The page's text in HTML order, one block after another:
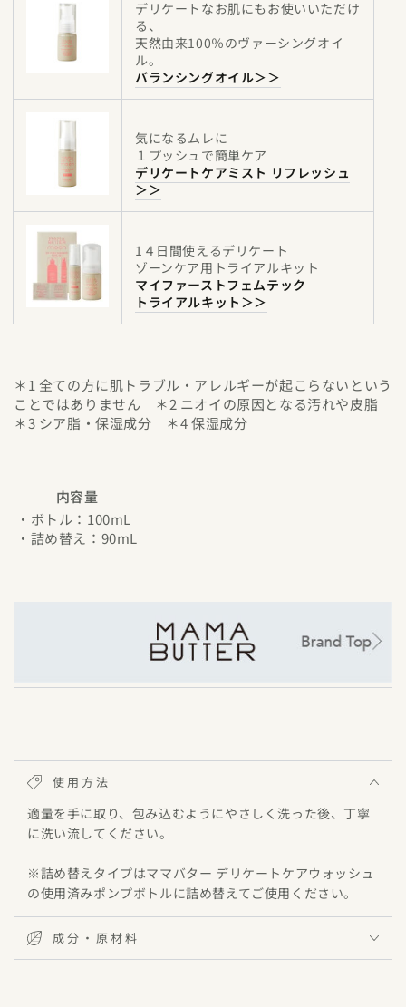
デリケートなお肌にもお使いいただけ
る、
天然由来100％のヴァーシングオイ
ル。
バランシングオイル＞＞
気になるムレに
１プッシュで簡単ケア
デリケートケアミスト リフレッシュ
＞＞
1４日間使えるデリケート
ゾーンケア用トライアルキット
マイファーストフェムテック
トライアルキット＞＞
＊1 全ての方に肌トラブル・アレルギーが起こらないという
ことではありません ＊2 ニオイの原因となる汚れや皮脂
＊3 シア脂・保湿成分 ＊4 保湿成分
内容量
・ボトル：100mL
・詰め替え：90mL
使用方法
適量を手に取り、包み込むようにやさしく洗った後、丁寧
に洗い流してください。
※詰め替えタイプはママバター デリケートケアウォッシュ
の使用済みポンプボトルに詰め替えてご使用ください。
成分・原材料